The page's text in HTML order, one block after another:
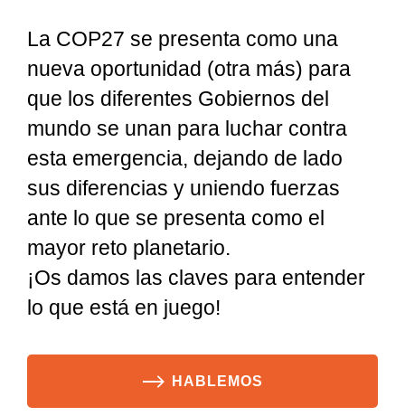
La COP27 se presenta como una
nueva oportunidad (otra más) para
que los diferentes Gobiernos del
mundo se unan para luchar contra
esta emergencia, dejando de lado
sus diferencias y uniendo fuerzas
ante lo que se presenta como el
mayor reto planetario.
¡Os damos las claves para entender
lo que está en juego!
HABLEMOS